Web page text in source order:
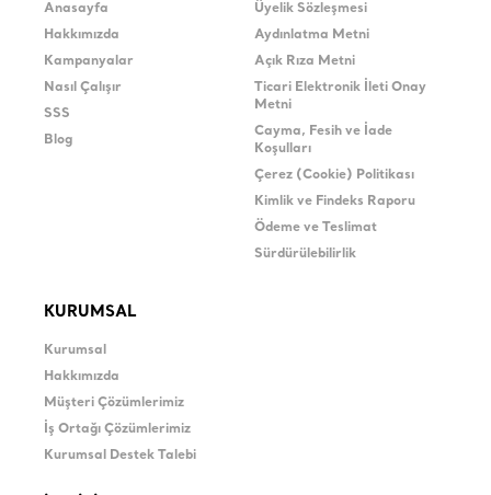
Anasayfa
Hakkımızda
Kampanyalar
Nasıl Çalışır
SSS
Blog
Üyelik Sözleşmesi
Aydınlatma Metni
Açık Rıza Metni
Ticari Elektronik İleti Onay
Metni
Cayma, Fesih ve İade
Koşulları
Çerez (Cookie) Politikası
Kimlik ve Findeks Raporu
Ödeme ve Teslimat
Sürdürülebilirlik
KURUMSAL
Kurumsal
Hakkımızda
Müşteri Çözümlerimiz
İş Ortağı Çözümlerimiz
Kurumsal Destek Talebi